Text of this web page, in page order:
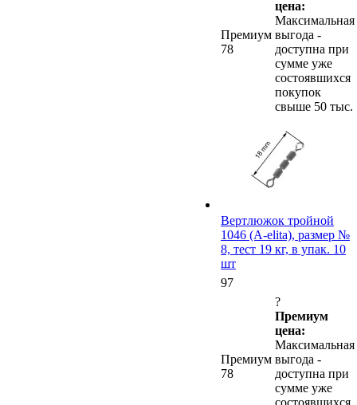
Премиум
78
цена:
Максимальная
выгода -
доступна при
сумме уже
состоявшихся
покупок
свыше 50 тыс.
Вертлюжок тройной
1046 (A-elita), размер №
8, тест 19 кг, в упак. 10
шт
97
Премиум
78
?
Премиум
цена:
Максимальная
выгода -
доступна при
сумме уже
состоявшихся